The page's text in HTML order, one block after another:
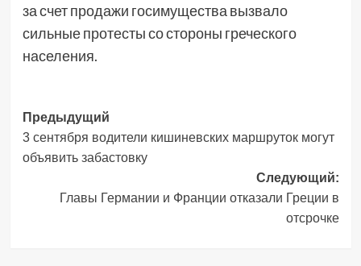
за счет продажи госимущества вызвало
сильные протесты со стороны греческого
населения.
Навигация
записи
Предыдущий
3 сентября водители кишиневских маршруток могут
объявить забастовку
Следующий:
Главы Германии и Франции отказали Греции в
отсрочке